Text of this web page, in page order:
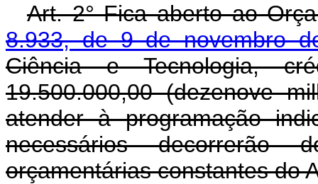
Art. 2° Fica aberto ao
8.933, de 9 de novembro
Ciência e Tecnologia,
19.500.000,00 (dezenove
atender à programação
necessários decorrerão
orçamentárias constantes do